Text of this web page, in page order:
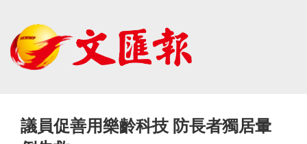
議員促善用樂齡科技 防長者獨居暈